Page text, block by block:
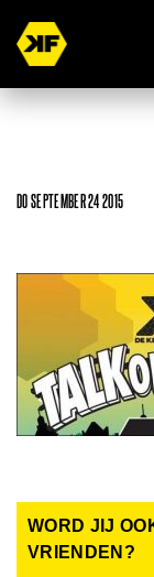
DO SEPTEMBER 24 2015
WORD JIJ
VRIENDEN?